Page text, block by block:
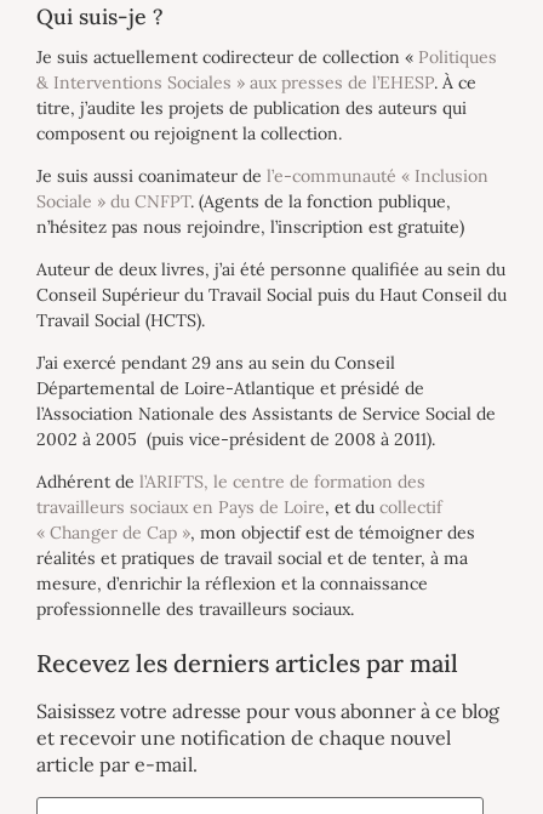
Qui suis-je ?
Je suis actuellement codirecteur de collection « Politiques
& Interventions Sociales » aux presses de l’EHESP. À ce
titre, j’audite les projets de publication des auteurs qui
composent ou rejoignent la collection.
Je suis aussi coanimateur de l’e-communauté « Inclusion
Sociale » du CNFPT. (Agents de la fonction publique,
n’hésitez pas nous rejoindre, l’inscription est gratuite)
Auteur de deux livres, j’ai été personne qualifiée au sein du
Conseil Supérieur du Travail Social puis du Haut Conseil du
Travail Social (HCTS).
J’ai exercé pendant 29 ans au sein du Conseil
Départemental de Loire-Atlantique et présidé de
l’Association Nationale des Assistants de Service Social de
2002 à 2005 (puis vice-président de 2008 à 2011).
Adhérent de l’ARIFTS, le centre de formation des
travailleurs sociaux en Pays de Loire, et du collectif
« Changer de Cap », mon objectif est de témoigner des
réalités et pratiques de travail social et de tenter, à ma
mesure, d’enrichir la réflexion et la connaissance
professionnelle des travailleurs sociaux.
Recevez les derniers articles par mail
Saisissez votre adresse pour vous abonner à ce blog
et recevoir une notification de chaque nouvel
article par e-mail.